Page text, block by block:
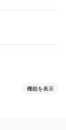
機能を表示